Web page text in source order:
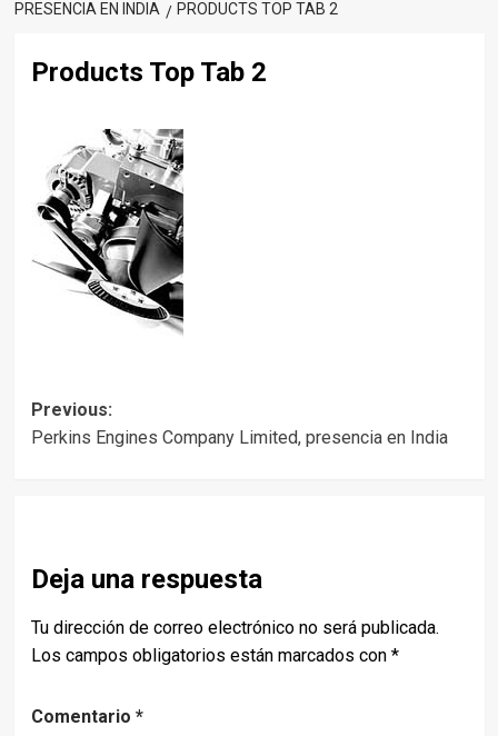
PRESENCIA EN INDIA
PRODUCTS TOP TAB 2
Products Top Tab 2
Post
navigation
Previous:
Perkins Engines Company Limited, presencia en India
Deja una respuesta
Tu dirección de correo electrónico no será publicada.
Los campos obligatorios están marcados con *
Comentario *